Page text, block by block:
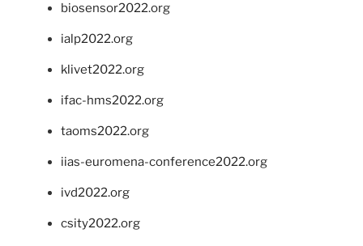
biosensor2022.org
ialp2022.org
klivet2022.org
ifac-hms2022.org
taoms2022.org
iias-euromena-conference2022.org
ivd2022.org
csity2022.org